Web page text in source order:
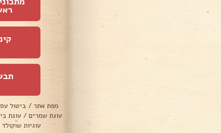
מפת אתר / ביטול
עוגת שמרים / עוגת
עוגיות